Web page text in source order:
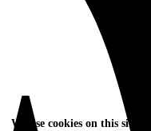
We use cookies on this site